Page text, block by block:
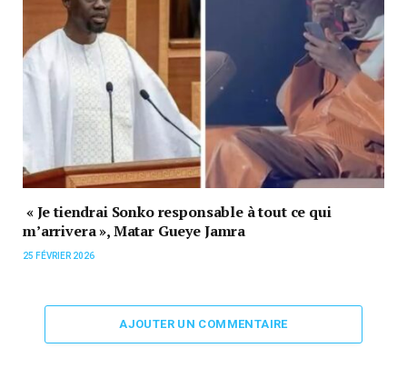
« Je tiendrai Sonko responsable à tout ce qui
m’arrivera », Matar Gueye Jamra
25 FÉVRIER 2026
AJOUTER UN COMMENTAIRE